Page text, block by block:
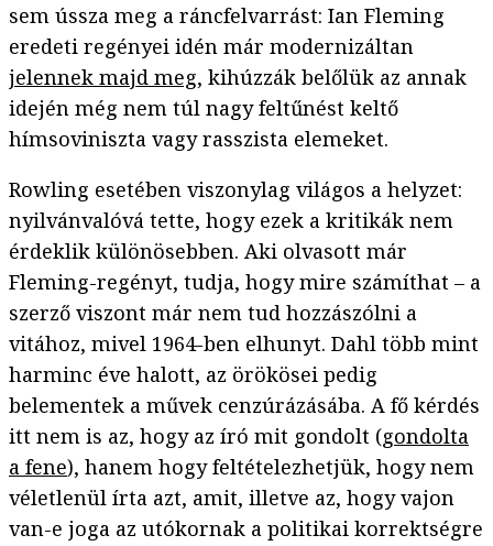
sem ússza meg a ráncfelvarrást: Ian Fleming
eredeti regényei idén már modernizáltan
jelennek majd meg, kihúzzák belőlük az annak
idején még nem túl nagy feltűnést keltő
hímsoviniszta vagy rasszista elemeket.
Rowling esetében viszonylag világos a helyzet:
nyilvánvalóvá tette, hogy ezek a kritikák nem
érdeklik különösebben. Aki olvasott már
Fleming-regényt, tudja, hogy mire számíthat – a
szerző viszont már nem tud hozzászólni a
vitához, mivel 1964-ben elhunyt. Dahl több mint
harminc éve halott, az örökösei pedig
belementek a művek cenzúrázásába. A fő kérdés
itt nem is az, hogy az író mit gondolt (gondolta
a fene), hanem hogy feltételezhetjük, hogy nem
véletlenül írta azt, amit, illetve az, hogy vajon
van-e joga az utókornak a politikai korrektségre